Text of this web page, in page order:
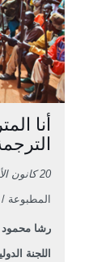
أنا
20 كانون الأول / ديسمبر، 2022
المطبوعة
رشا محمود
اللجنة